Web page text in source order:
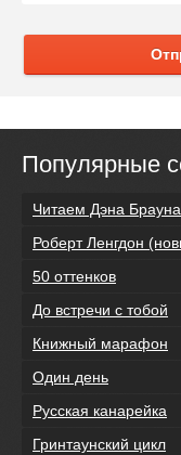
Популярные
Читаем Дэна
Роберт Ленгдон
50 оттенков
До встречи с тобой
Книжный марафон
Один день
Русская канарейка
Гринтаунский цикл